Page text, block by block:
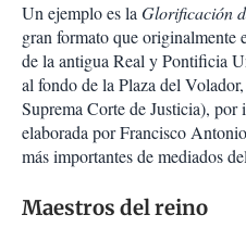
Un ejemplo es laGlorificación
gran formato que originalmente
de la antigua Real y Pontificia
al fondo de la Plaza del
Suprema Corte de Justicia), por
elaborada por Francisco
más importantes de mediados
Maestros del reino